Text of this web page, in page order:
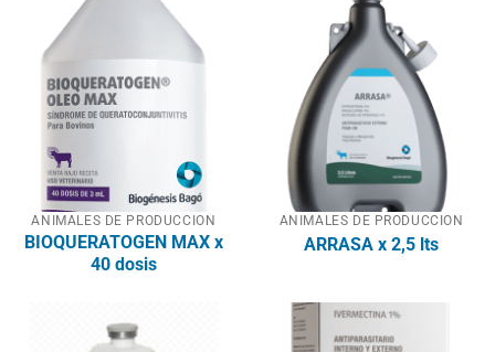
ANIMALES DE PRODUCCION
BIOQUERATOGEN MAX x
40 dosis
ANIMALES DE PRODUCCION
ARRASA x 2,5 lts